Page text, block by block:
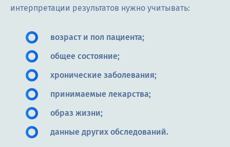
интерпретации результатов нужно учитывать:
возраст и пол пациента;
общее состояние;
хронические заболевания;
принимаемые лекарства;
образ жизни;
данные других обследований.